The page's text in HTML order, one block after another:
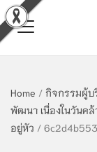
Home / กิจกรรมผู้บ
พัฒนา เนื่องในวันคล้
อยู่หัว /